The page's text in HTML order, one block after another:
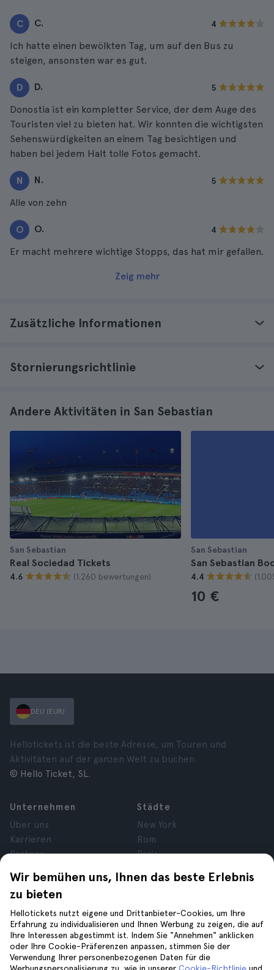
C C. 4
Ich hatte einen bewölkten Tag, um auf den Bus zu
steigen, ansonsten war es gut.
D D. 5
Donostia ist ein kompletter Service, der dem Auge des
Touristen viel zu bieten hat. Wir konnten die wichtigsten
Sehenswürdigkeiten an einem Tag besichtigen und
haben bei jedem Halt tolle Fotos gemacht.
N N. 5
Alle von zehn
O O. 4
Er macht mehrere wichtige Stopps, das hat mir gefallen.
Zeig mehr
Zusätzliche Informationen
Stornierungsrichtlinie
Andere Aktivitäten in San Sebastian
San Sebastian
Real Sociedad Tickets
4.6 (1.260 bewertungen)
San Sebastian
San Sebastian
4.4
10 €
Wir bemühen uns, Ihnen das beste Erlebnis
zu bieten
Hellotickets nutzt eigene und Drittanbieter-Cookies, um Ihre
Erfahrung zu individualisieren und Ihnen Werbung zu zeigen, die auf
Ihre Interessen abgestimmt ist. Indem Sie "Annehmen" anklicken
oder Ihre Cookie-Präferenzen anpassen, stimmen Sie der
Verwendung Ihrer personenbezogenen Daten für die
DEU (EUR)
Hellotickets ist die beste Adresse, um Touren und
Aktivitäten auf der ganzen Welt zu buchen.
© Hello Ticket, SL.
Unternehmen
Über uns
Karrieren
Partner
Datenschutz
Allgemeine
Geschäftsbedingungen
Cookies
Impressum
Städte
New York
Rom
Paris
Granada
Teneriffa